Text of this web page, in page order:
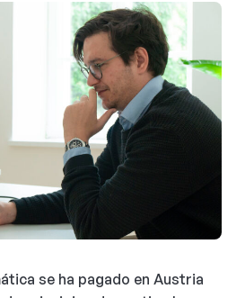
se ha pagado en Austria